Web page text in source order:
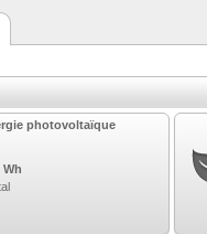
photovoltaïque
Wh